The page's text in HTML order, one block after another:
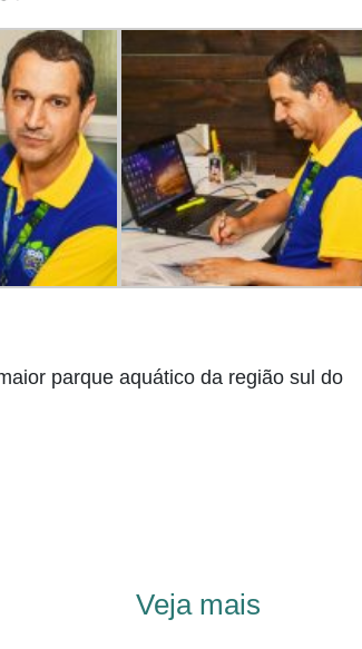
parque aquático da região sul do
Veja mais